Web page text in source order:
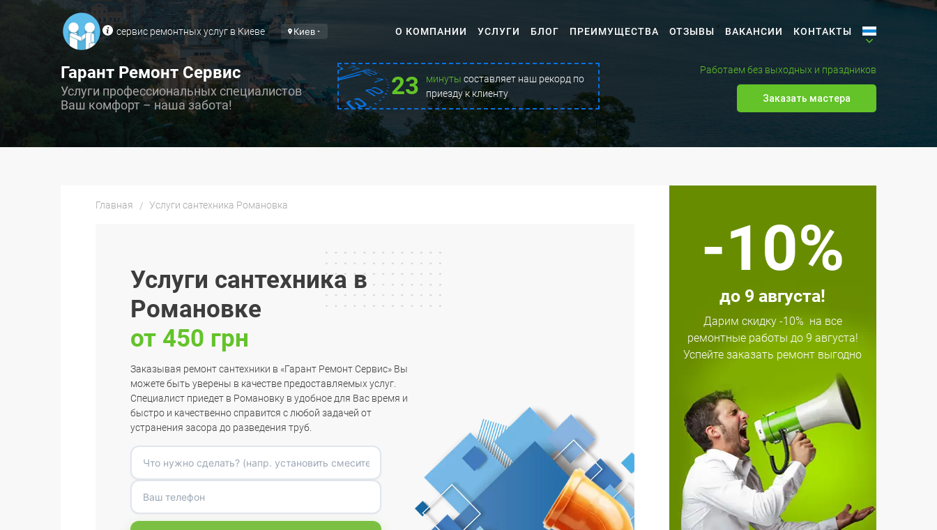
сервис ремонтных услуг в Киеве Киев О КОМПАНИИ УСЛУГИ БЛОГ ПРЕИМУЩЕСТВА ОТЗЫВЫ ВАКАНСИИ КОНТАКТЫ
Гарант Ремонт Сервис
Услуги профессиональных специалистов
Ваш комфорт – наша забота!
23 минуты составляет наш рекорд по
приезду к клиенту
Работаем без выходных и праздников
Заказать мастера
Главная Услуги сантехника Романовка
Услуги сантехника в
Романовке
от 450 грн
Заказывая ремонт сантехники в «Гарант Ремонт Сервис» Вы
можете быть уверены в качестве предоставляемых услуг.
Специалист приедет в Романовку в удобное для Вас время и
быстро и качественно справится с любой задачей от
устранения засора до разведения труб.
-10%
до 9 августа!
Дарим скидку -10% на все
ремонтные работы до 9 августа!
Успейте заказать ремонт выгодно